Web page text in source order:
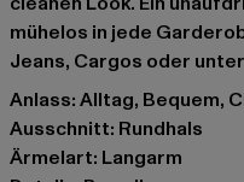
mühelos in jede
Jeans, Cargos oder
Anlass: Alltag, Bequem,
Ausschnitt: Rundhals
Ärmelart: Langarm